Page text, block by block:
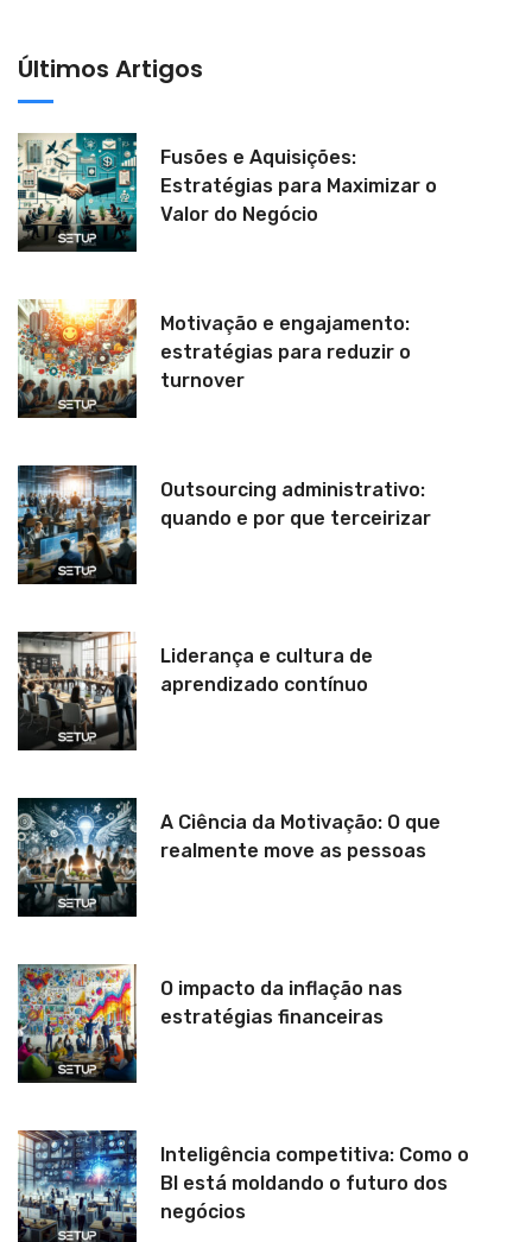
Últimos Artigos
Fusões e Aquisições:
Estratégias para Maximizar o
Valor do Negócio
Motivação e engajamento:
estratégias para reduzir o
turnover
Outsourcing administrativo:
quando e por que terceirizar
Liderança e cultura de
aprendizado contínuo
A Ciência da Motivação: O que
realmente move as pessoas
O impacto da inflação nas
estratégias financeiras
Inteligência competitiva: Como o
BI está moldando o futuro dos
negócios